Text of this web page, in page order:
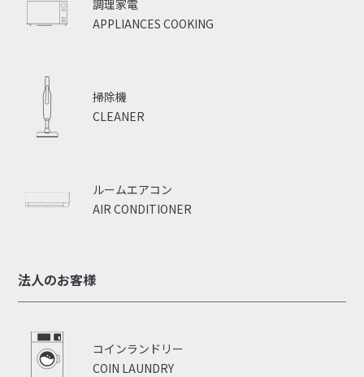
APPLIANCES COOKING
調理家電
CLEANER
掃除機
AIR CONDITIONER
ルームエアコン
法人のお客様
COIN LAUNDRY
コインランドリー